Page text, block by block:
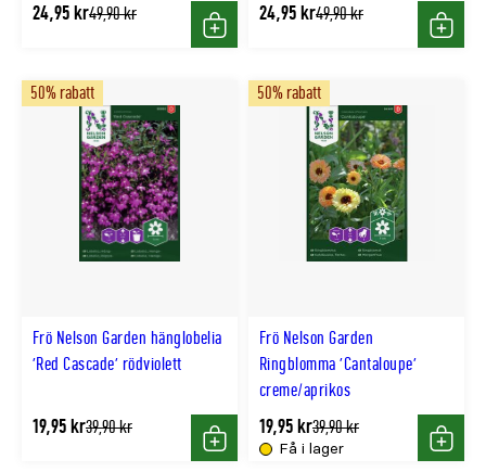
24,95 krTidligere
49,90 kr
Köp
24,95 krTidligere
49,90 kr
Köp
Frö Nelson Garden hänglobelia
'Red Cascade' rödviolett
50% rabatt
19,95 krTidligere
39,90 kr
Köp
Frö Nelson Garden
Ringblomma 'Cantaloupe'
creme/aprikos
50% rabatt
Få i lager
19,95 krTidligere
lägsta
pris
39,90 kr
Köp